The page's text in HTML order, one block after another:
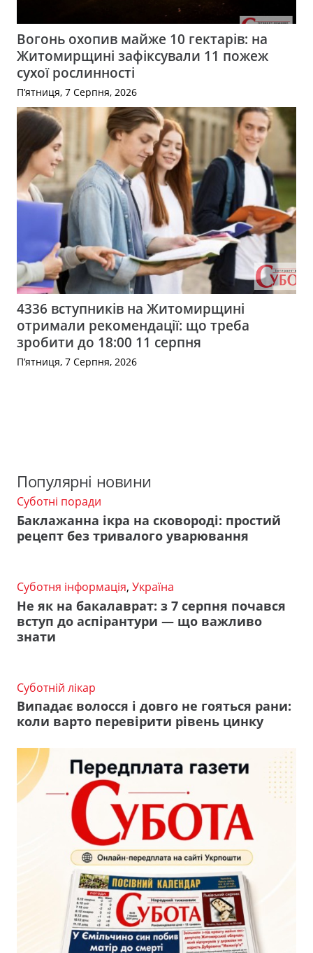
Вогонь охопив майже 10 гектарів: на
Житомирщині зафіксували 11 пожеж
сухої рослинності
П’ятниця, 7 Серпня, 2026
4336 вступників на Житомирщині
отримали рекомендації: що треба
зробити до 18:00 11 серпня
П’ятниця, 7 Серпня, 2026
Популярні новини
Суботні поради
Баклажанна ікра на сковороді: простий
рецепт без тривалого уварювання
Суботня інформація, Україна
Не як на бакалаврат: з 7 серпня почався
вступ до аспірантури — що важливо
знати
Суботній лікар
Випадає волосся і довго не гояться рани:
коли варто перевірити рівень цинку